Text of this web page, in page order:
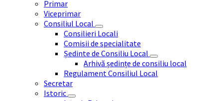
Primar
Viceprimar
Consiliul Local
Consilieri Locali
Comisii de specialitate
Ședinte de Consiliu Local
Arhivă ședințe de consiliu local
Regulament Consiliul Local
Secretar
Istoric